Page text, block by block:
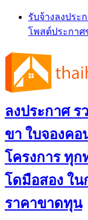
Skip
content
รับจ้างลงประ
โพสต์ประกา
ลงประกาศ
ขา ใบจองค
โครงการ ทุก
โดมือสอง ใน
ราคาขาดทุน